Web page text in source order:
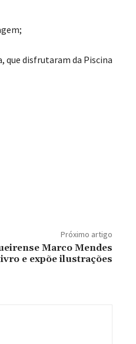
que disfrutaram da Piscina
Próximo artigo
Marco Mendes
e expõe ilustrações